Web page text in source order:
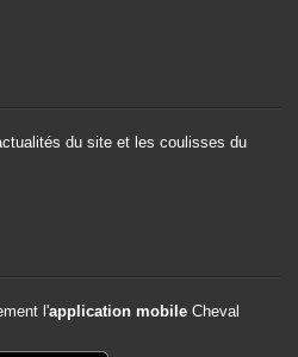
du site et les coulisses du
l'application mobile Cheval